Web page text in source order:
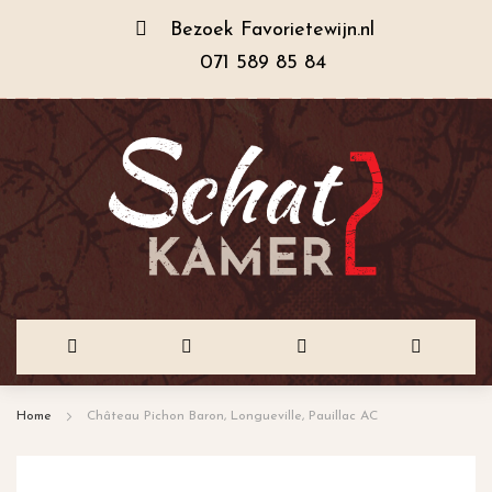
Bezoek Favorietewijn.nl
071 589 85 84
Home Château Pichon Baron, Longueville, Pauillac AC